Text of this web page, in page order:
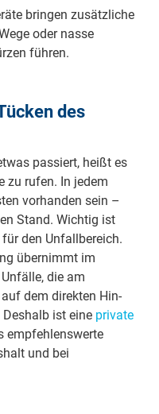
bringen zusätzliche
oder nasse
führen.
des
passiert, heißt es
zu rufen. In jedem
vorhanden sein –
Stand. Wichtig ist
den Unfallbereich.
übernimmt im
die am
dem direkten Hin-
ist eine private
empfehlenswerte
und bei